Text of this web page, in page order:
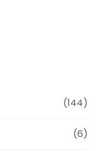
(144)
(6)